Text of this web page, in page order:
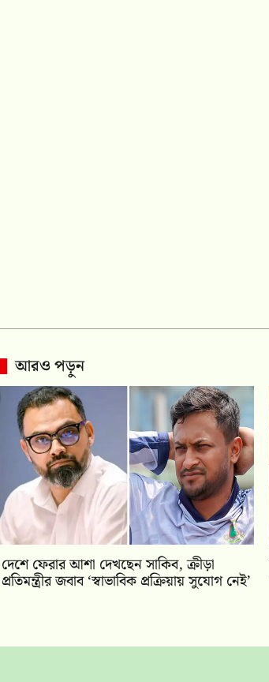
আরও পড়ুন
দেশে ফেরার আশা দেখছেন সাকিব, ক্রীড়া
প্রতিমন্ত্রীর জবাব ‘স্বাভাবিক প্রক্রিয়ায় সুযোগ নেই’